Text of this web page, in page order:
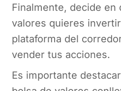
Finalmente, decide en
valores quieres
plataforma del
vender tus acciones.
Es importante